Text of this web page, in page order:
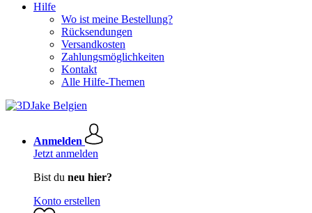
Hilfe
Wo ist meine Bestellung?
Rücksendungen
Versandkosten
Zahlungsmöglichkeiten
Kontakt
Alle Hilfe-Themen
Anmelden
Jetzt anmelden
Bist du neu hier?
Konto erstellen